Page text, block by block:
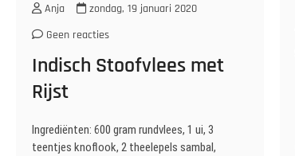
Anja
zondag, 19 januari 2020
Geen reacties
Indisch Stoofvlees met
Rijst
Ingrediënten: 600 gram rundvlees, 1 ui, 3
teentjes knoflook, 2 theelepels sambal,